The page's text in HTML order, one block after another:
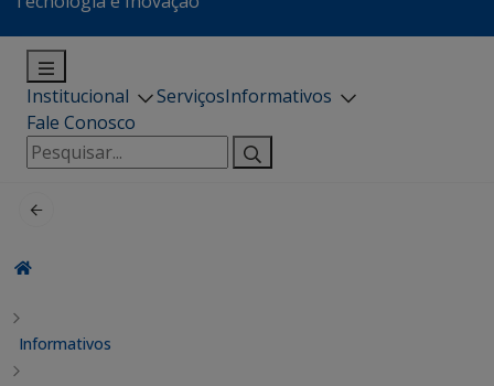
Institucional ServiçosInformativos
Fale Conosco
Pesquisar
por:
Informativos